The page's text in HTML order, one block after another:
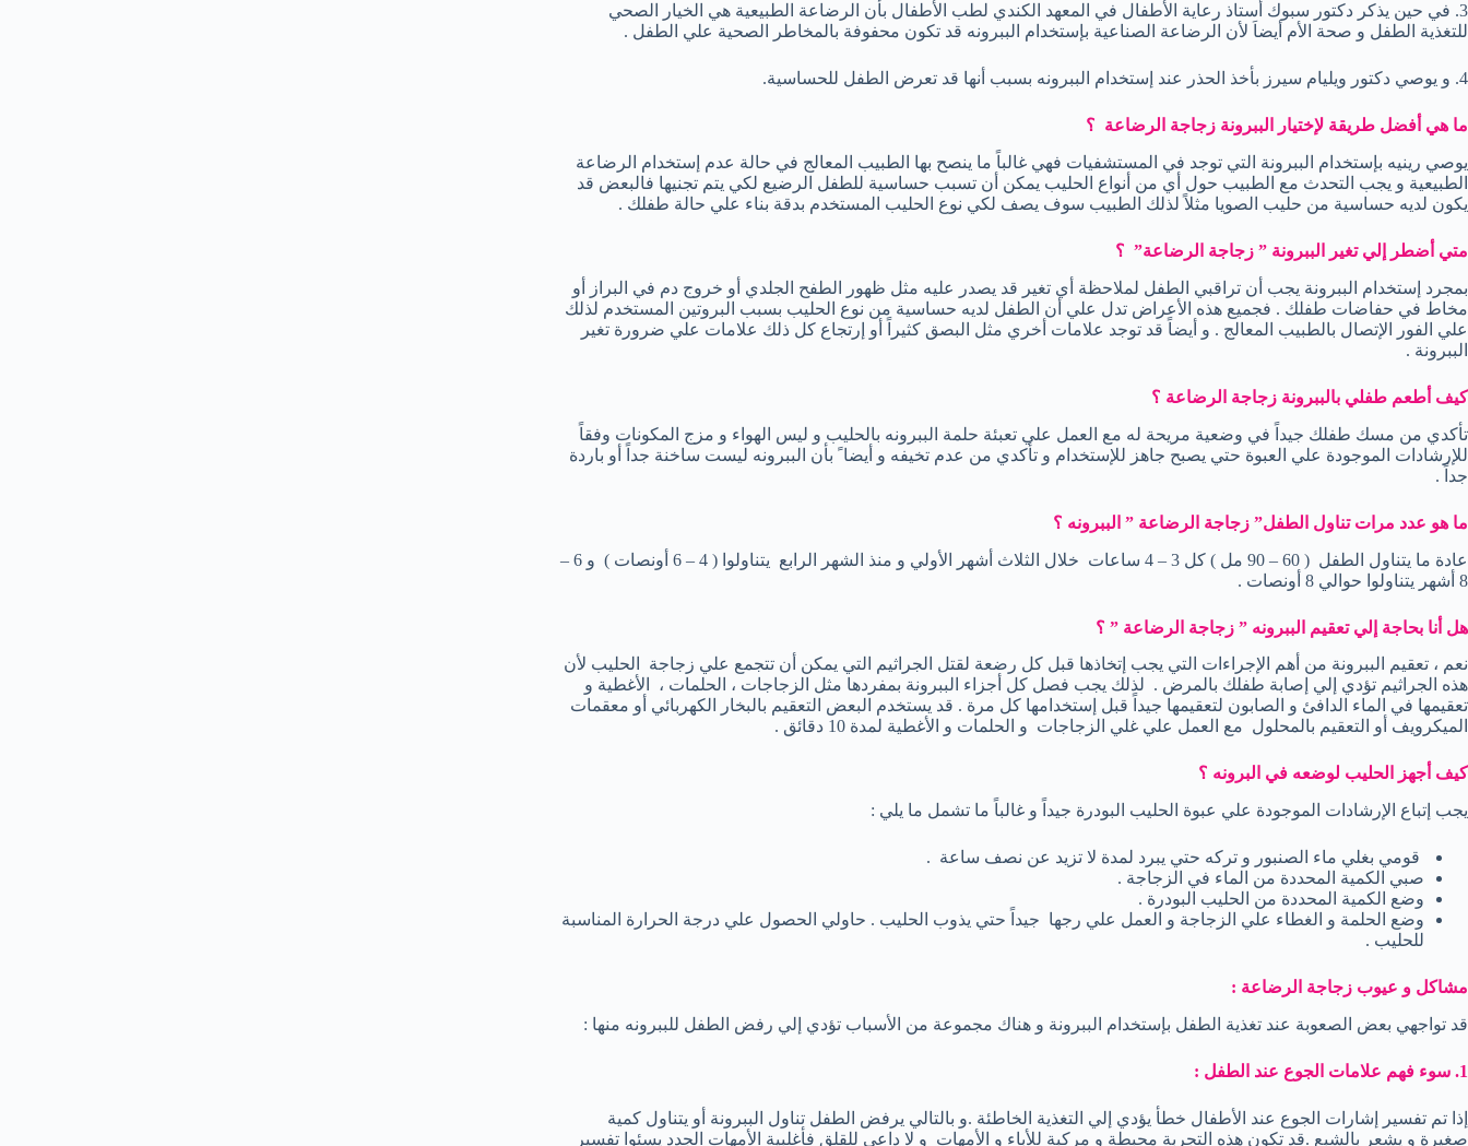
3. في حين يذكر دكتور سبوك أستاذ رعاية الأطفال في المعهد الكندي لطب الأطفال بأن الرضاعة الطبيعية هي الخيار الصحي
للتغذية الطفل و صحة الأم أيضاَ لأن الرضاعة الصناعية بإستخدام الببرونه قد تكون محفوفة بالمخاطر الصحية علي الطفل .
4. و يوصي دكتور ويليام سيرز بأخذ الحذر عند إستخدام الببرونه بسبب أنها قد تعرض الطفل للحساسية.
ما هي أفضل طريقة لإختيار الببرونة زجاجة الرضاعة ؟
يوصي رينيه بإستخدام الببرونة التي توجد في المستشفيات فهي غالباً ما ينصح بها الطبيب المعالج في حالة عدم إستخدام الرضاعة
الطبيعية و يجب التحدث مع الطبيب حول أي من أنواع الحليب يمكن أن تسبب حساسية للطفل الرضيع لكي يتم تجنيها فالبعض قد
يكون لديه حساسية من حليب الصويا مثلاً لذلك الطبيب سوف يصف لكي نوع الحليب المستخدم بدقة بناء علي حالة طفلك .
متي أضطر إلي تغير الببرونة ” زجاجة الرضاعة” ؟
بمجرد إستخدام الببرونة يجب أن تراقبي الطفل لملاحظة أي تغير قد يصدر عليه مثل ظهور الطفح الجلدي أو خروج دم في البراز أو
مخاط في حفاضات طفلك . فجميع هذه الأعراض تدل علي أن الطفل لديه حساسية من نوع الحليب بسبب البروتين المستخدم لذلك
علي الفور الإتصال بالطبيب المعالج . و أيضاً قد توجد علامات أخري مثل البصق كثيراً أو إرتجاع كل ذلك علامات علي ضرورة تغير
الببرونة .
كيف أطعم طفلي بالببرونة زجاجة الرضاعة ؟
تأكدي من مسك طفلك جيداً في وضعية مريحة له مع العمل علي تعبئة حلمة الببرونه بالحليب و ليس الهواء و مزج المكونات وفقاً
للإرشادات الموجودة علي العبوة حتي يصبح جاهز للإستخدام و تأكدي من عدم تخيفه و أيضا ً بأن الببرونه ليست ساخنة جداً أو باردة
جداً .
ما هو عدد مرات تناول الطفل” زجاجة الرضاعة ” الببرونه ؟
عادة ما يتناول الطفل ( 60 – 90 مل ) كل 3 – 4 ساعات خلال الثلاث أشهر الأولي و منذ الشهر الرابع يتناولوا ( 4 – 6 أونصات ) و 6 –
8 أشهر يتناولوا حوالي 8 أونصات .
هل أنا بحاجة إلي تعقيم الببرونه ” زجاجة الرضاعة ” ؟
نعم ، تعقيم الببرونة من أهم الإجراءات التي يجب إتخاذها قبل كل رضعة لقتل الجراثيم التي يمكن أن تتجمع علي زجاجة الحليب لأن
هذه الجراثيم تؤدي إلي إصابة طفلك بالمرض . لذلك يجب فصل كل أجزاء الببرونة بمفردها مثل الزجاجات ، الحلمات ، الأغطية و
تعقيمها في الماء الدافئ و الصابون لتعقيمها جيداً قبل إستخدامها كل مرة . قد يستخدم البعض التعقيم بالبخار الكهربائي أو معقمات
الميكرويف أو التعقيم بالمحلول مع العمل علي غلي الزجاجات و الحلمات و الأغطية لمدة 10 دقائق .
كيف أجهز الحليب لوضعه في البرونه ؟
يجب إتباع الإرشادات الموجودة علي عبوة الحليب البودرة جيداً و غالباً ما تشمل ما يلي :
قومي بغلي ماء الصنبور و تركه حتي يبرد لمدة لا تزيد عن نصف ساعة .
صبي الكمية المحددة من الماء في الزجاجة .
وضع الكمية المحددة من الحليب البودرة .
وضع الحلمة و الغطاء علي الزجاجة و العمل علي رجها جيداً حتي يذوب الحليب . حاولي الحصول علي درجة الحرارة المناسبة
للحليب .
مشاكل و عيوب زجاجة الرضاعة :
قد تواجهي بعض الصعوبة عند تغذية الطفل بإستخدام الببرونة و هناك مجموعة من الأسباب تؤدي إلي رفض الطفل للببرونه منها :
1. سوء فهم علامات الجوع عند الطفل :
إذا تم تفسير إشارات الجوع عند الأطفال خطأ يؤدي إلي التغذية الخاطئة .و بالتالي يرفض الطفل تناول الببرونة أو يتناول كمية
صغيرة و يشعر بالشبع .قد تكون هذه التجربة محبطة و مركبة للأباء و الأمهات و لا داعي للقلق فأغلبية الأمهات الجدد يسئوا تفسير